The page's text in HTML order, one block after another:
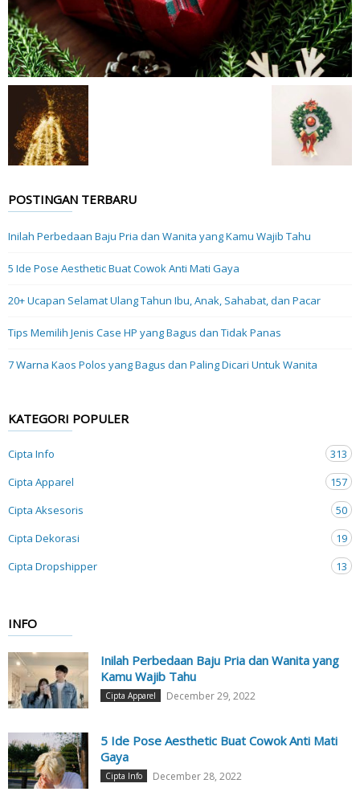
POSTINGAN TERBARU
Inilah Perbedaan Baju Pria dan Wanita yang Kamu Wajib Tahu
5 Ide Pose Aesthetic Buat Cowok Anti Mati Gaya
20+ Ucapan Selamat Ulang Tahun Ibu, Anak, Sahabat, dan Pacar
Tips Memilih Jenis Case HP yang Bagus dan Tidak Panas
7 Warna Kaos Polos yang Bagus dan Paling Dicari Untuk Wanita
KATEGORI POPULER
Cipta Info
313
Cipta Apparel
157
Cipta Aksesoris
50
Cipta Dekorasi
19
Cipta Dropshipper
13
INFO
Inilah Perbedaan Baju Pria dan Wanita yang
Kamu Wajib Tahu
Cipta Apparel December 29, 2022
5 Ide Pose Aesthetic Buat Cowok Anti Mati
Gaya
Cipta Info December 28, 2022